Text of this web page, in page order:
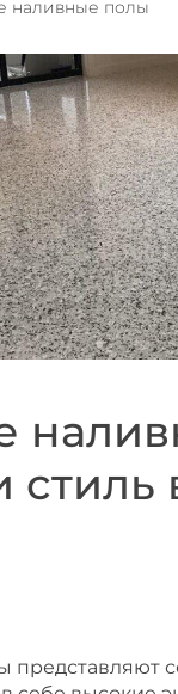
наливные полы
стиль